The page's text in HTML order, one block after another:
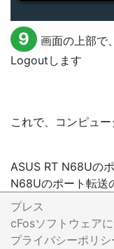
9 画面の上部で
Logout します
これで、コンピュ
ASUS RT N68Uの
N68Uのポート転送
プレス
cFosソフトウェア
プライバシーポリシ